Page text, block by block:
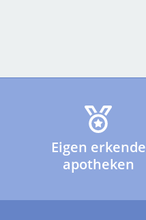
Eigen erkende
apotheken